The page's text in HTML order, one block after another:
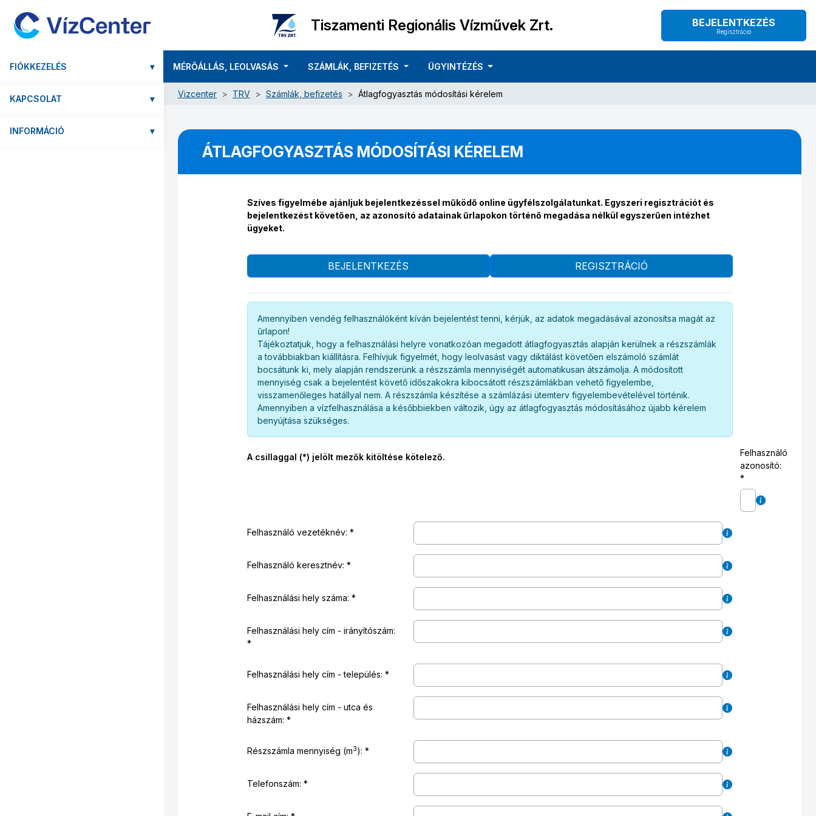
Tiszamenti Regionális Vízművek Zrt. BEJELENTKEZÉS
Regisztráció
FIÓKKEZELÉS ▾
KAPCSOLAT ▾
INFORMÁCIÓ ▾
MÉRŐÁLLÁS, LEOLVASÁS SZÁMLÁK, BEFIZETÉS ÜGYINTÉZÉS
Vizcenter TRV Számlák, befizetés Átlagfogyasztás módosítási kérelem
ÁTLAGFOGYASZTÁS MÓDOSÍTÁSI KÉRELEM
Szíves figyelmébe ajánljuk bejelentkezéssel működő online ügyfélszolgálatunkat. Egyszeri regisztrációt és
bejelentkezést követően, az azonosító adatainak űrlapokon történő megadása nélkül egyszerűen intézhet
ügyeket.
BEJELENTKEZÉS REGISZTRÁCIÓ
Amennyiben vendég felhasználóként kíván bejelentést tenni, kérjük, az adatok megadásával azonosítsa magát az
űrlapon!
Tájékoztatjuk, hogy a felhasználási helyre vonatkozóan megadott átlagfogyasztás alapján kerülnek a részszámlák
a továbbiakban kiállításra. Felhívjuk figyelmét, hogy leolvasást vagy diktálást követően elszámoló számlát
bocsátunk ki, mely alapján rendszerünk a részszámla mennyiségét automatikusan átszámolja. A módosított
mennyiség csak a bejelentést követő időszakokra kibocsátott részszámlákban vehető figyelembe,
visszamenőleges hatállyal nem. A részszámla készítése a számlázási ütemterv figyelembevételével történik.
Amennyiben a vízfelhasználása a későbbiekben változik, úgy az átlagfogyasztás módosításához újabb kérelem
benyújtása szükséges.
A csillaggal (*) jelölt mezők kitöltése kötelező.
Felhasználó
azonosító:
Felhasználó vezetéknév:
Felhasználó keresztnév:
Felhasználási hely száma:
Felhasználási hely cím - irányítószám:
Felhasználási hely cím - település:
Felhasználási hely cím - utca és
házszám:
Részszámla mennyiség (m3)köbméter
:
Telefonszám: